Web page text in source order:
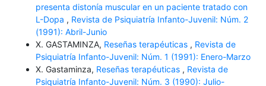
presenta distonía muscular en un paciente tratado con
L-Dopa , Revista de Psiquiatría Infanto-Juvenil: Núm. 2
(1991): Abril-Junio
X. GASTAMINZA, Reseñas terapéuticas , Revista de
Psiquiatría Infanto-Juvenil: Núm. 1 (1991): Enero-Marzo
X. Gastaminza, Reseñas terapéuticas , Revista de
Psiquiatría Infanto-Juvenil: Núm. 3 (1990): Julio-